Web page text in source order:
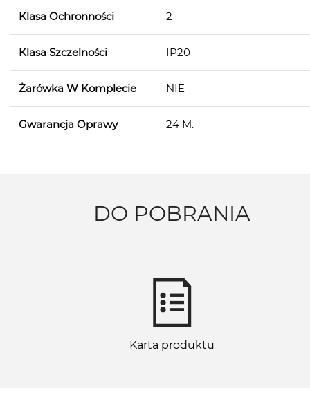
Klasa Ochronności 2
Klasa Szczelności IP20
Żarówka W Komplecie NIE
Gwarancja Oprawy 24 M.
DO POBRANIA
Karta produktu